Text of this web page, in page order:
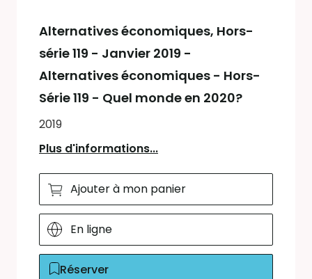
Alternatives économiques, Hors-
série 119 - Janvier 2019 -
Alternatives économiques - Hors-
Série 119 - Quel monde en 2020?
2019
Plus d'informations...
Ajouter à mon panier
En ligne
Réserver